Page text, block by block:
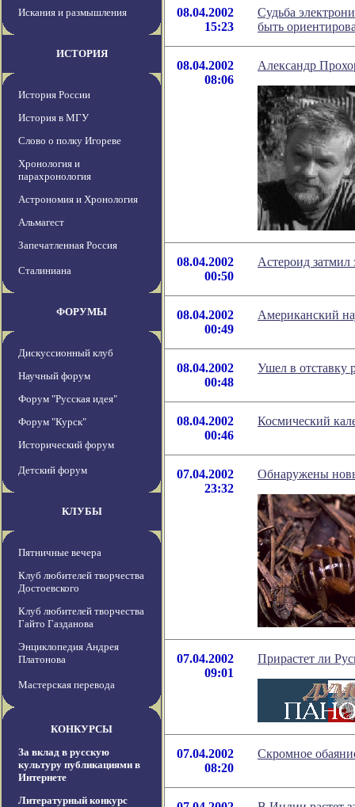
Искания и размышления
ИСТОРИЯ
История России
История в МГУ
Слово о полку Игореве
Хронология и
парахронология
Астрономия и Хронология
Альмагест
Запечатленная Россия
Сталиниана
ФОРУМЫ
Дискуссионный клуб
Научный форум
Форум "Русская идея"
Форум "Курск"
Исторический форум
Детский форум
КЛУБЫ
Пятничные вечера
Клуб любителей творчества
Достоевского
Клуб любителей творчества
Гайто Газданова
Энциклопедия Андрея
Платонова
Мастерская перевода
КОНКУРСЫ
За вклад в русскую
культуру публикациями в
Интернете
Литературный конкурс
08.04.2002
15:23
Судьба
быть
08.04.2002
08:06
Александр
08.04.2002
00:50
Астероид затмил
08.04.2002
00:49
Американский
08.04.2002
00:48
Ушел в отставку
08.04.2002
00:46
Космический
07.04.2002
23:32
Обнаружены
07.04.2002
09:01
Прирастет ли
07.04.2002
08:20
Скромное